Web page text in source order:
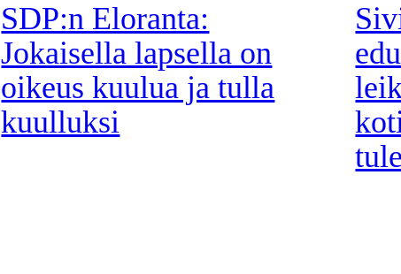
SDP:n Eloranta:
Jokaisella lapsella on
oikeus kuulua ja tulla
kuulluksi